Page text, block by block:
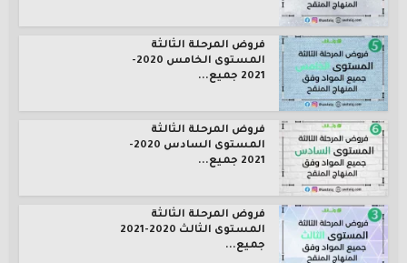
فروض المرحلة الثالثة
المستوى الخامس 2020-
2021 جميع...
فروض المرحلة الثالثة
المستوى السادس 2020-
2021 جميع...
فروض المرحلة الثالثة
المستوى الثالث 2020-2021
جميع...